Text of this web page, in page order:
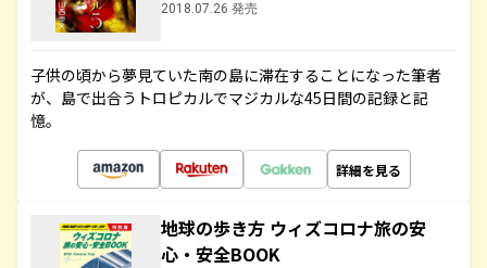
2018.07.26 発売
子供の頃から夢見ていた南の島に滞在することになった筆者
が、島で出合うトロピカルでマジカルな45日間の記録と記
憶。
詳細を見る
地球の歩き方 ウィズコロナ旅の安
心・安全BOOK